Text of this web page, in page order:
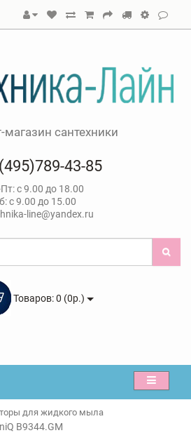
магазин сантехники
43-85
с 9.00 до 18.00
с 9.00 до 15.00
line@yandex.ru
Товаров: 0 (0р.)
для жидкого мыла
B9344.GM